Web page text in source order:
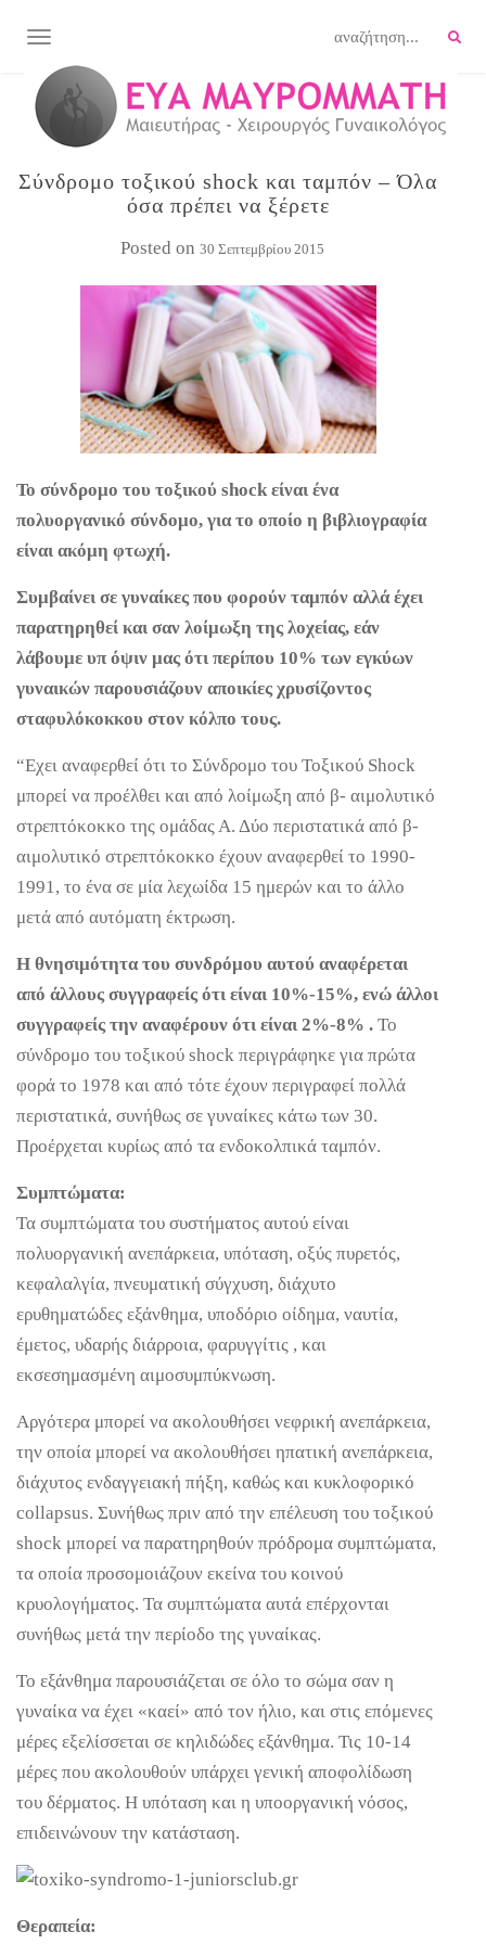
TOGGLE NAVIGATION
Σύνδρομο τοξικού shock και ταμπόν – Όλα
όσα πρέπει να ξέρετε
Posted on30 Σεπτεμβρίου 2015
Το σύνδρομο του τοξικού shock είναι ένα
πολυοργανικό σύνδομο, για το οποίο η βιβλιογραφία
είναι ακόμη φτωχή.
Συμβαίνει σε γυναίκες που φορούν ταμπόν αλλά έχει
παρατηρηθεί και σαν λοίμωξη της λοχείας, εάν
λάβουμε υπ όψιν μας ότι περίπου 10% των εγκύων
γυναικών παρουσιάζουν αποικίες χρυσίζοντος
σταφυλόκοκκου στον κόλπο τους.
“Εχει αναφερθεί ότι το Σύνδρομο του Τοξικού Shock
μπορεί να προέλθει και από λοίμωξη από β- αιμολυτικό
στρεπτόκοκκο της ομάδας Α. Δύο περιστατικά από β-
αιμολυτικό στρεπτόκοκκο έχουν αναφερθεί το 1990-
1991, το ένα σε μία λεχωίδα 15 ημερών και το άλλο
μετά από αυτόματη έκτρωση.
Η θνησιμότητα του συνδρόμου αυτού αναφέρεται
από άλλους συγγραφείς ότι είναι 10%-15%, ενώ άλλοι
συγγραφείς την αναφέρουν ότι είναι 2%-8% . Το
σύνδρομο του τοξικού shock περιγράφηκε για πρώτα
φορά το 1978 και από τότε έχουν περιγραφεί πολλά
περιστατικά, συνήθως σε γυναίκες κάτω των 30.
Προέρχεται κυρίως από τα ενδοκολπικά ταμπόν.
Συμπτώματα:
Τα συμπτώματα του συστήματος αυτού είναι
πολυοργανική ανεπάρκεια, υπόταση, οξύς πυρετός,
κεφαλαλγία, πνευματική σύγχυση, διάχυτο
ερυθηματώδες εξάνθημα, υποδόριο οίδημα, ναυτία,
έμετος, υδαρής διάρροια, φαρυγγίτις , και
εκσεσημασμένη αιμοσυμπύκνωση.
Αργότερα μπορεί να ακολουθήσει νεφρική ανεπάρκεια,
την οποία μπορεί να ακολουθήσει ηπατική ανεπάρκεια,
διάχυτος ενδαγγειακή πήξη, καθώς και κυκλοφορικό
collapsus. Συνήθως πριν από την επέλευση του τοξικού
shock μπορεί να παρατηρηθούν πρόδρομα συμπτώματα,
τα οποία προσομοιάζουν εκείνα του κοινού
κρυολογήματος. Τα συμπτώματα αυτά επέρχονται
συνήθως μετά την περίοδο της γυναίκας.
Το εξάνθημα παρουσιάζεται σε όλο το σώμα σαν η
γυναίκα να έχει «καεί» από τον ήλιο, και στις επόμενες
μέρες εξελίσσεται σε κηλιδώδες εξάνθημα. Τις 10-14
μέρες που ακολουθούν υπάρχει γενική αποφολίδωση
του δέρματος. Η υπόταση και η υποοργανική νόσος,
επιδεινώνουν την κατάσταση.
Θεραπεία: